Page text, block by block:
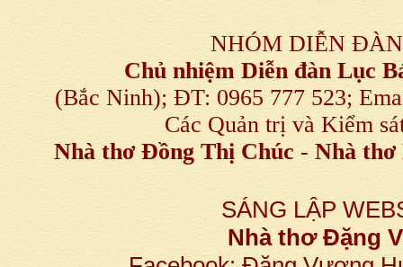
NHÓM DIỄN
Chủ nhiệm Diễn đàn Lục
(Bắc Ninh); ĐT: 0965 777 523;
Các Quản trị và Kiểm
Nhà thơ Đồng Thị Chúc - Nhà thơ
SÁNG LẬP
Nhà thơ Đặng